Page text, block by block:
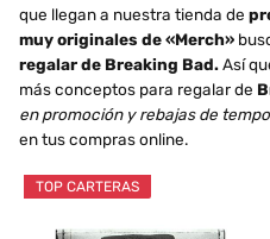
que llegan a nuestra tienda de
muy originales de «Merch»
regalar de Breaking Bad.Así
más conceptos para regalar de
en promoción y rebajas de
en tus compras online.
TOP CARTERAS